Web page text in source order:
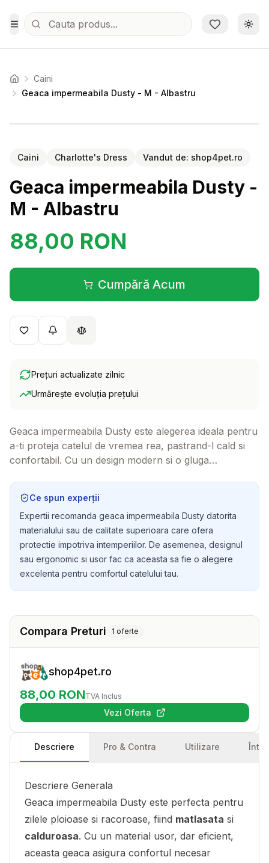
Sari la conținutul principal
Toggle Menu
Acasa Caini
Geaca impermeabila Dusty - M - Albastru
Caini Charlotte's Dress Vandut de: shop4pet.ro
Geaca impermeabila Dusty -
M - Albastru
88,00 RON
Cumpără Acum
(se deschide într-o filă
Prețuri actualizate zilnic
Urmărește evoluția prețului
Geaca impermeabila Dusty este alegerea ideala pentru
a-ti proteja catelul de vremea rea, pastrand-l cald si
confortabil. Cu un design modern si o gluga
garderoba prietenului tau blanos.
Ce spun experții
Expertii recomanda geaca impermeabila Dusty datorita
materialului sau de calitate superioara care ofera
protectie impotriva intemperiilor. De asemenea, designul
sau ergonomic si usor fac ca aceasta sa fie o alegere
excelenta pentru comfortul catelului tau.
Compara Preturi 1 oferte
shop4pet.ro
88,00 RONTVA Inclus
Vezi Oferta(se deschide într-o filă nouă)
Descriere Pro & Contra Utilizare
Descriere Generala
Geaca impermeabila Dusty este perfecta pentru
zilele ploioase si racoroase, fiind matlasata si
calduroasa. Cu un material usor, dar eficient,
aceasta geaca asigura confortul necesar